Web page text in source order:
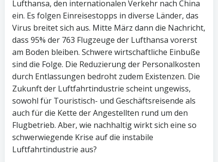
Lufthansa, den internationalen Verkehr nach China
ein. Es folgen Einreisestopps in diverse Länder, das
Virus breitet sich aus. Mitte März dann die Nachricht,
dass 95% der 763 Flugzeuge der Lufthansa vorerst
am Boden bleiben. Schwere wirtschaftliche Einbuße
sind die Folge. Die Reduzierung der Personalkosten
durch Entlassungen bedroht zudem Existenzen. Die
Zukunft der Luftfahrtindustrie scheint ungewiss,
sowohl für Touristisch- und Geschäftsreisende als
auch für die Kette der Angestellten rund um den
Flugbetrieb. Aber, wie nachhaltig wirkt sich eine so
schwerwiegende Krise auf die instabile
Luftfahrtindustrie aus?